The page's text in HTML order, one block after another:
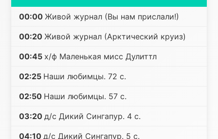
00:00 Живой журнал (Вы нам прислали!)
00:20 Живой журнал (Арктический круиз)
00:45 х/ф Маленькая мисс Дулиттл
02:25 Наши любимцы. 72 с.
02:50 Наши любимцы. 57 с.
03:20 д/с Дикий Сингапур. 4 с.
04:10 д/с Дикий Сингапур. 5 с.